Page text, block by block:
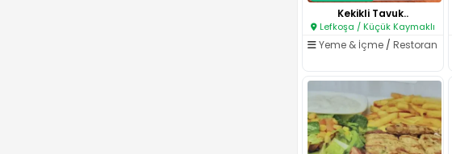
Kekikli Tavuk..
Lefkoşa / Küçük Kaymaklı
Yeme & İçme /Restoran